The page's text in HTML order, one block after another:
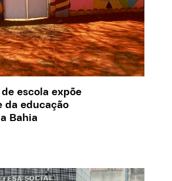
escola expõe
da educação
Bahia